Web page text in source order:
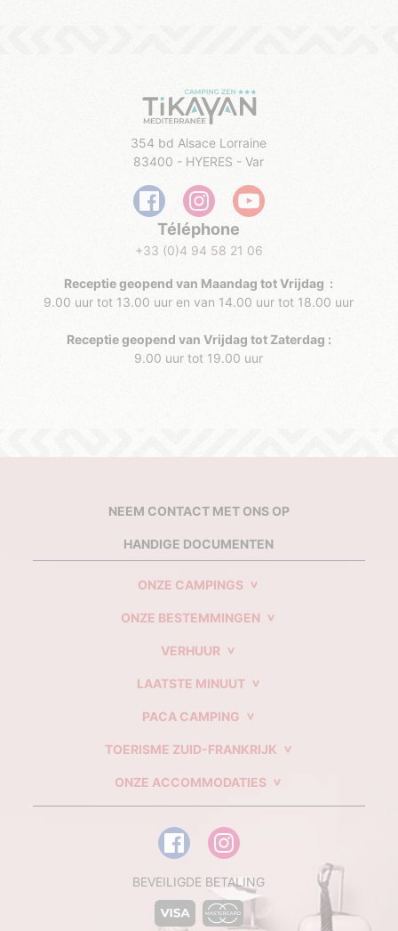
354 bd Alsace Lorraine
83400 - HYERES - Var
Téléphone
+33 (0)4 94 58 21 06
Receptie geopend van Maandag tot Vrijdag :
9.00 uur tot 13.00 uur en van 14.00 uur tot 18.00 uur
Receptie geopend van Vrijdag tot Zaterdag :
9.00 uur tot 19.00 uur
NEEM CONTACT MET ONS OP
HANDIGE DOCUMENTEN
ONZE CAMPINGS
ONZE BESTEMMINGEN
VERHUUR
LAATSTE MINUUT
PACA CAMPING
TOERISME ZUID-FRANKRIJK
ONZE ACCOMMODATIES
BEVEILIGDE BETALING